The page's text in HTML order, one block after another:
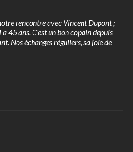
rencontre avec Vincent Dupont ;
45 ans. C’est un bon copain depuis
Nos échanges réguliers, sa joie de